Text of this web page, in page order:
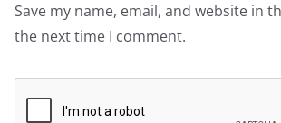
Save my name, email, and website in
the next time I comment.